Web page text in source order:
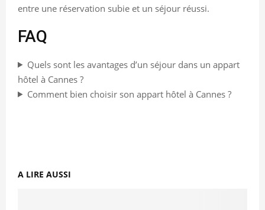
entre une réservation subie et un séjour réussi.
FAQ
Quels sont les avantages d’un séjour dans un appart
hôtel à Cannes ?
Comment bien choisir son appart hôtel à Cannes ?
A LIRE AUSSI